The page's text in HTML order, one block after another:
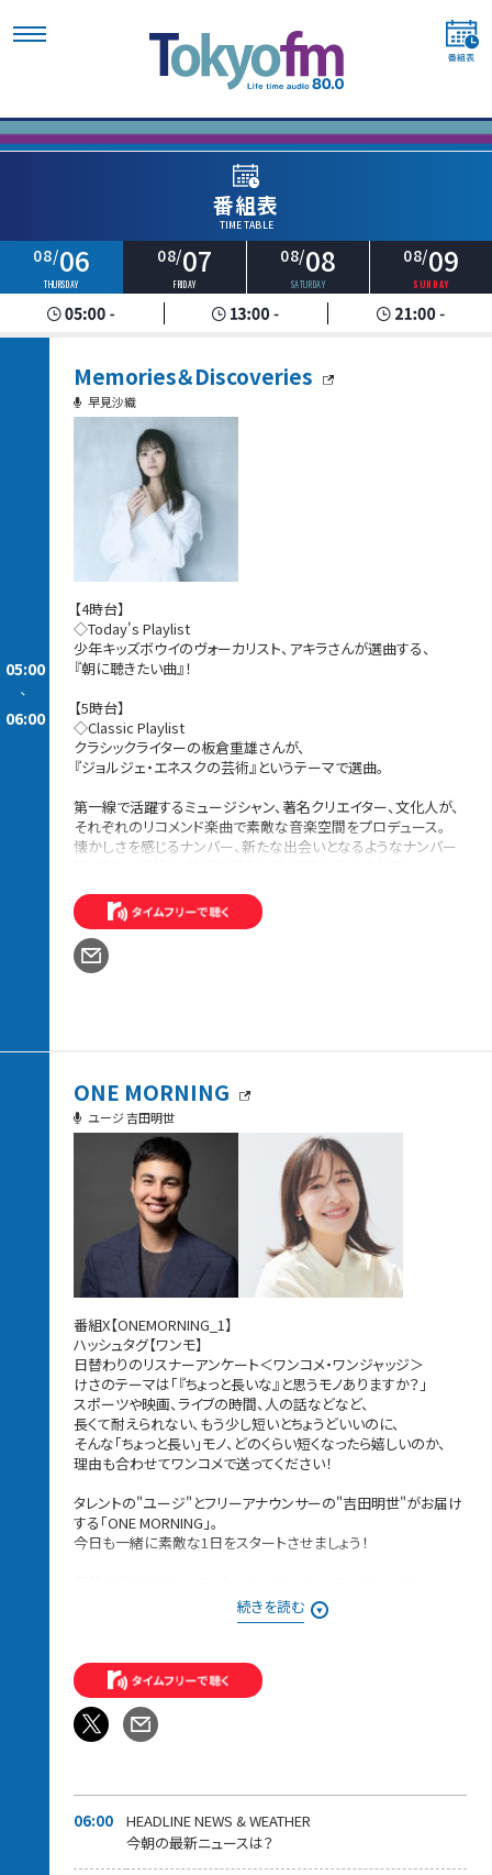
番組表
TIME TABLE
08/06
THURSDAY
08/07
FRIDAY
08/08
SATURDAY
08/09
SUNDAY
05:00
-
06:00
Memories＆Discoveries
早見沙織
【4時台】
◇Today's Playlist
少年キッズボウイのヴォーカリスト、アキラさんが選曲する、
『朝に聴きたい曲』！
【5時台】
◇Classic Playlist
クラシックライターの板倉重雄さんが、
『ジョルジェ・エネスクの芸術』というテーマで選曲。
第一線で活躍するミュージシャン、著名クリエイター、文化人が、
それぞれのリコメンド楽曲で素敵な音楽空間をプロデュース。
懐かしさを感じるナンバー、新たな出会いとなるようなナンバー
続きを読む
ONE MORNING
ユージ 吉田明世
番組X【ONEMORNING_1】
ハッシュタグ【ワンモ】
日替わりのリスナーアンケート＜ワンコメ・ワンジャッジ＞
けさのテーマは「『ちょっと長いな』と思うモノありますか？」
スポーツや映画、ライブの時間、人の話などなど、
長くて耐えられない、もう少し短いとちょうどいいのに、
そんな「ちょっと長い」モノ、どのくらい短くなったら嬉しいのか、
理由も合わせてワンコメで送ってください！
タレントの"ユージ"とフリーアナウンサーの"吉田明世"がお届け
する「ONE MORNING」。
今日も一緒に素敵な1日をスタートさせましょう！
★ONE MORNING 公式Xで実施！★
みなさんからの「BEST HITS REQUEST」もHPから募集中！！
採用された方には番組オリジナルステッカーをプレゼントしてい
ます。
続きを読む
06:00
HEADLINE NEWS & WEATHER
今朝の最新ニュースは？